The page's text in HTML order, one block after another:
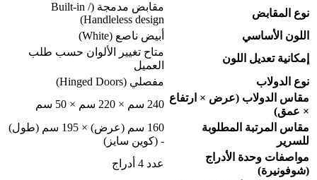
نوع المقابض
مقابض مدمجة (Built-in /
Handleless design)
اللون الأساسي
أبيض ناصع (White)
إمكانية تعديل اللون
متاح تغيير الألوان حسب طلب
العميل
نوع الدولاب
مفصلي (Hinged Doors)
مقاس الدولاب (عرض × ارتفاع
× عمق)
240 سم × 220 سم × 50 سم
مقاس المرتبة المطلوبة
للسرير
160 سم (عرض) × 195 سم (طول)
- (كوين سايز)
مواصفات وحدة الأدراج
(شوفونيرة)
عدد 4 أدراج